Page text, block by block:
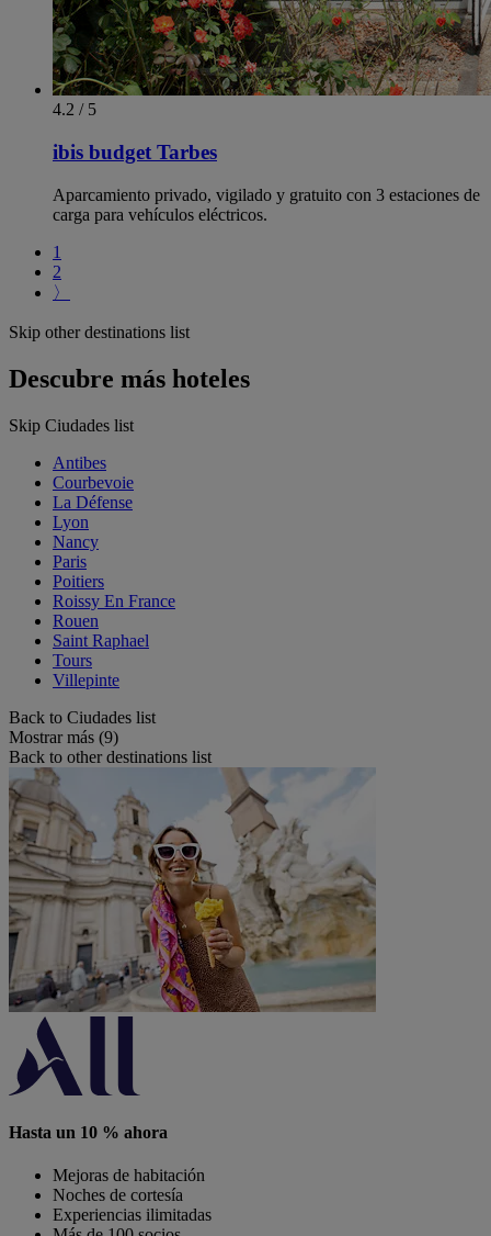
4.2 / 5
ibis budget Tarbes
Aparcamiento privado, vigilado y gratuito con 3 estaciones de
carga para vehículos eléctricos.
1
2
〉
Skip other destinations list
Descubre más hoteles
Skip Ciudades list
Antibes
Courbevoie
La Défense
Lyon
Nancy
Paris
Poitiers
Roissy En France
Rouen
Saint Raphael
Tours
Villepinte
Back to Ciudades list
Mostrar más (9)
Back to other destinations list
Hasta un 10 % ahora
Mejoras de habitación
Noches de cortesía
Experiencias ilimitadas